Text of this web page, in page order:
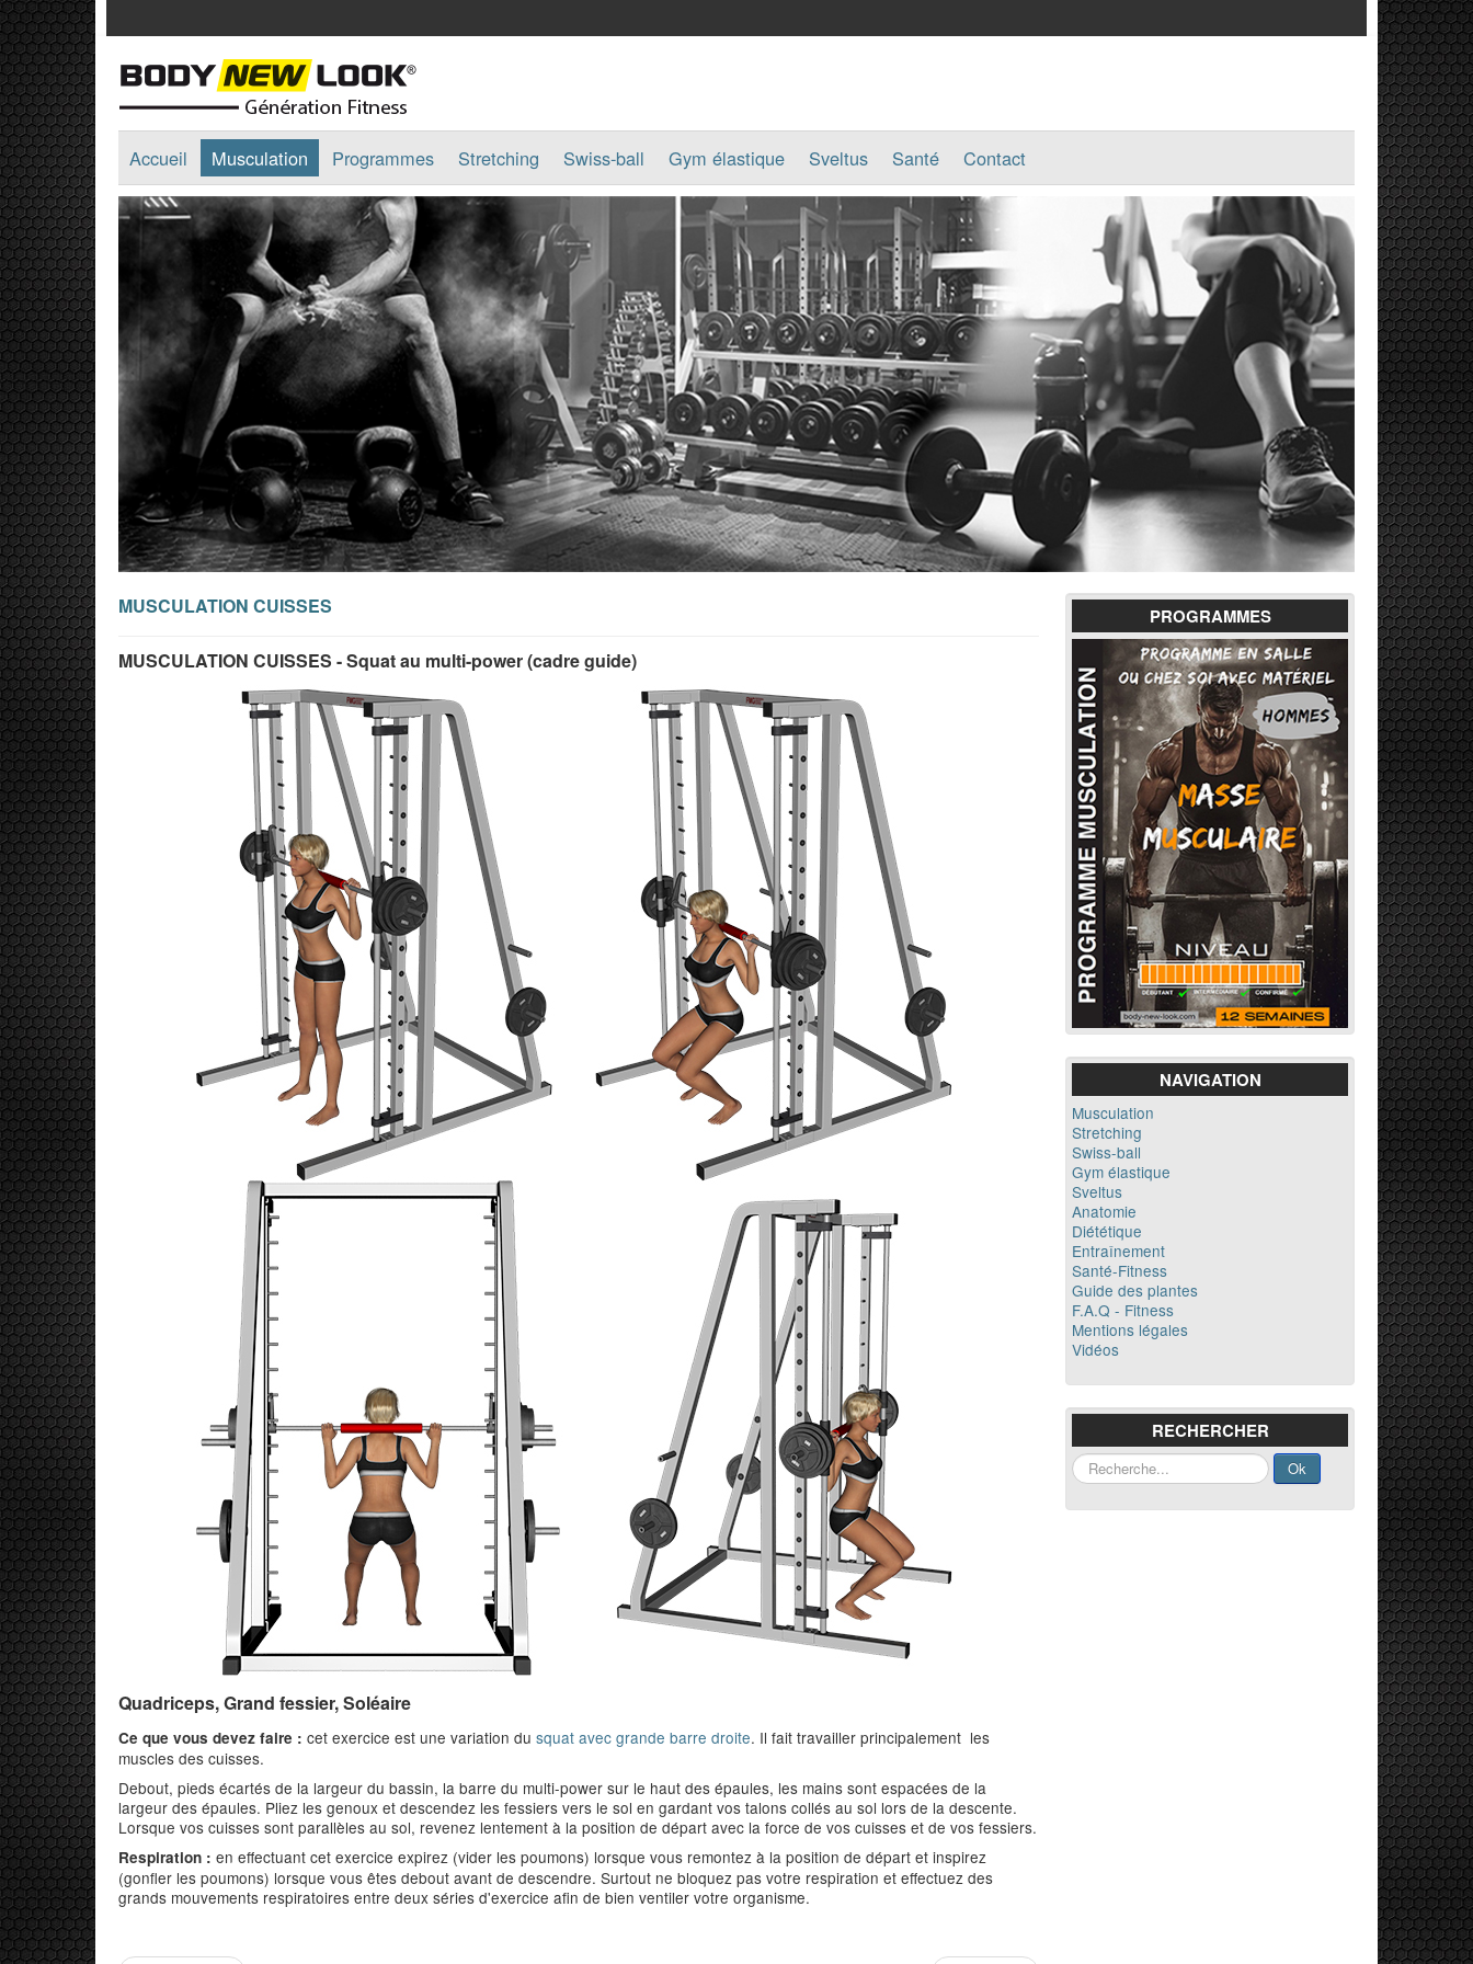
Accueil Musculation Programmes Stretching Swiss-ball Gym élastique Sveltus Santé Contact
MUSCULATION CUISSES
MUSCULATION CUISSES - Squat au multi-power (cadre guide)
Quadriceps, Grand fessier, Soléaire
Ce que vous devez faire : cet exercice est une variation du squat avec grande barre droite. Il fait travailler principalement les
muscles des cuisses.
Debout, pieds écartés de la largeur du bassin, la barre du multi-power sur le haut des épaules, les mains sont espacées de la
largeur des épaules. Pliez les genoux et descendez les fessiers vers le sol en gardant vos talons collés au sol lors de la descente.
Lorsque vos cuisses sont parallèles au sol, revenez lentement à la position de départ avec la force de vos cuisses et de vos fessiers.
Respiration : en effectuant cet exercice expirez (vider les poumons) lorsque vous remontez à la position de départ et inspirez
(gonfler les poumons) lorsque vous êtes debout avant de descendre. Surtout ne bloquez pas votre respiration et effectuez des
grands mouvements respiratoires entre deux séries d'exercice afin de bien ventiler votre organisme.
PROGRAMMES
NAVIGATION
Musculation
Stretching
Swiss-ball
Gym élastique
Sveltus
Anatomie
Diététique
Entraînement
Santé-Fitness
Guide des plantes
F.A.Q - Fitness
Mentions légales
Vidéos
RECHERCHER
Rechercher Ok